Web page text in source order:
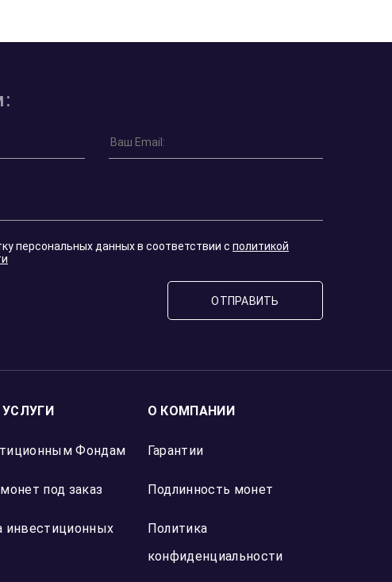
персональных данных в соответствии с политикой
ОТПРАВИТЬ
Фондам
под заказ
инвестиционных
О КОМПАНИИ
Гарантии
Подлинность монет
Политика
конфиденциальности